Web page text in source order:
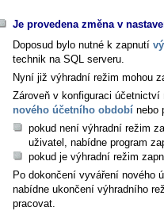
Je provedena změna v
Doposud bylo nutné k zapnutí
technik na SQL serveru.
Nyní již výhradní režim mohou
Zároveň v konfiguraci účetnictví
nového účetního období nebo
pokud není výhradní režim
uživatel, nabídne program
pokud je výhradní režim
Po dokončení vyváření nového
nabídne ukončení výhradního
pracovat.